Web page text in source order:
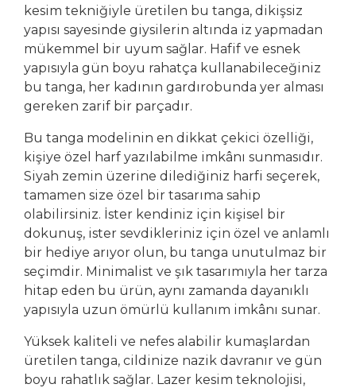
kesim tekniğiyle üretilen bu tanga, dikişsiz
yapısı sayesinde giysilerin altında iz yapmadan
mükemmel bir uyum sağlar. Hafif ve esnek
yapısıyla gün boyu rahatça kullanabileceğiniz
bu tanga, her kadının gardırobunda yer alması
gereken zarif bir parçadır.
Bu tanga modelinin en dikkat çekici özelliği,
kişiye özel harf yazılabilme imkânı sunmasıdır.
Siyah zemin üzerine dilediğiniz harfi seçerek,
tamamen size özel bir tasarıma sahip
olabilirsiniz. İster kendiniz için kişisel bir
dokunuş, ister sevdikleriniz için özel ve anlamlı
bir hediye arıyor olun, bu tanga unutulmaz bir
seçimdir. Minimalist ve şık tasarımıyla her tarza
hitap eden bu ürün, aynı zamanda dayanıklı
yapısıyla uzun ömürlü kullanım imkânı sunar.
Yüksek kaliteli ve nefes alabilir kumaşlardan
üretilen tanga, cildinize nazik davranır ve gün
boyu rahatlık sağlar. Lazer kesim teknolojisi,